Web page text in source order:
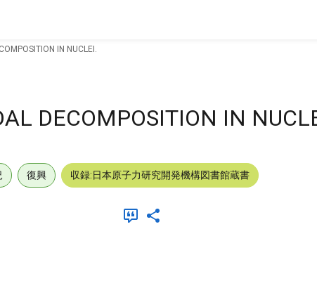
IN NUCLEI.
DECOMPOSITION IN
復興 収録:日本原子力研究開発機構図書館蔵書